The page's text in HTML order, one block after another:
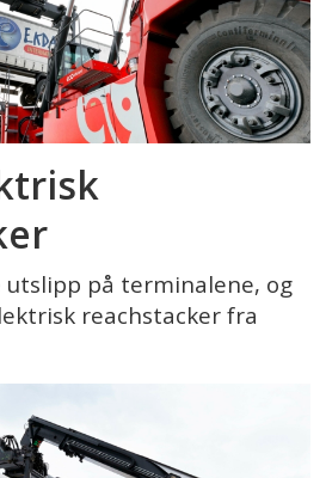
utslipp på terminalene, og
reachstacker fra